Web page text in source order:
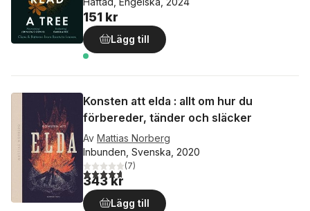
151 kr
Lägg till
Konsten att elda : allt om hur du
förbereder, tänder och släcker
Av Mattias Norberg
Inbunden, Svenska, 2020
4,7utav 5 stjärnor. Totalt antal röster:
(7)
343 kr
Lägg till